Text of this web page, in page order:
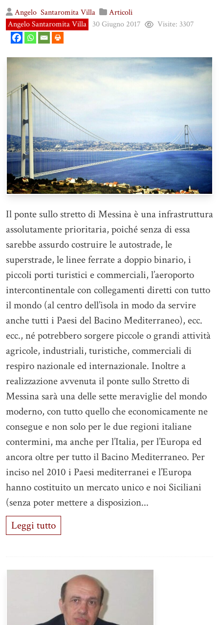
Angelo Santaromita Villa
Articoli
Angelo Santaromita Villa 30 Giugno 2017 Visite: 3307
Il ponte sullo stretto di Messina è una infrastruttura
assolutamente prioritaria, poiché senza di essa
sarebbe assurdo costruire le autostrade, le
superstrade, le linee ferrate a doppio binario, i
piccoli porti turistici e commerciali, l’aeroporto
intercontinentale con collegamenti diretti con tutto
il mondo (al centro dell’isola in modo da servire
anche tutti i Paesi del Bacino Mediterraneo), ecc.
ecc., né potrebbero sorgere piccole o grandi attività
agricole, industriali, turistiche, commerciali di
respiro nazionale ed internazionale. Inoltre a
realizzazione avvenuta il ponte sullo Stretto di
Messina sarà una delle sette meraviglie del mondo
moderno, con tutto quello che economicamente ne
consegue e non solo per le due regioni italiane
contermini, ma anche per l’Italia, per l’Europa ed
ancora oltre per tutto il Bacino Mediterraneo. Per
inciso nel 2010 i Paesi mediterranei e l’Europa
hanno costituito un mercato unico e noi Siciliani
(senza poter mettere a disposizion...
Leggi tutto